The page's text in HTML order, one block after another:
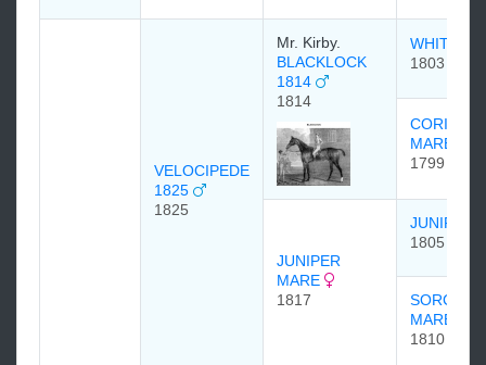
VELOCIPEDE
1825
1825
Mr. Kirby.
BLACKLOCK
1814
1814
1803
MARE
1799
JUNIPER
MARE
1817
JUNIPER
1805
MARE
1810